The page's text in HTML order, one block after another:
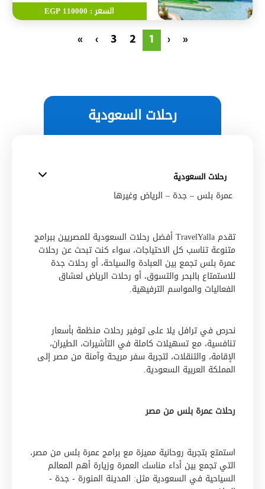
السعر : 110000 EGP
«
‹
1
2
3
›
»
رحلات السعودية
رحلات السعودية
عمرة بلس – جدة – الرياض وغيرها
تقدم TravelYalla أفضل رحلات السعودية للمصريين ببرامج
متنوعة تناسب كل الاحتياجات، سواء كنت تبحث عن رحلات
عمرة بلس تجمع بين العبادة والسياحة، أو رحلات جدة
للاستمتاع بالبحر والتسوق، أو رحلات الرياض لعشاق
الفعاليات والمواسم الترفيهية.
نحرص في ترافل يلا على توفير رحلات منظمة بأسعار
تنافسية، مع تسهيلات كاملة في التأشيرات، الطيران،
الإقامة، والتنقلات، لتجربة سفر مريحة وآمنة من مصر إلى
المملكة العربية السعودية.
رحلات عمرة بلس من مصر
استمتع بتجربة روحانية مميزة مع برامج عمرة بلس من مصر،
التي تجمع بين أداء مناسك العمرة وزيارة أهم المعالم
السياحية في السعودية مثل: المدينة المنورة - جدة -